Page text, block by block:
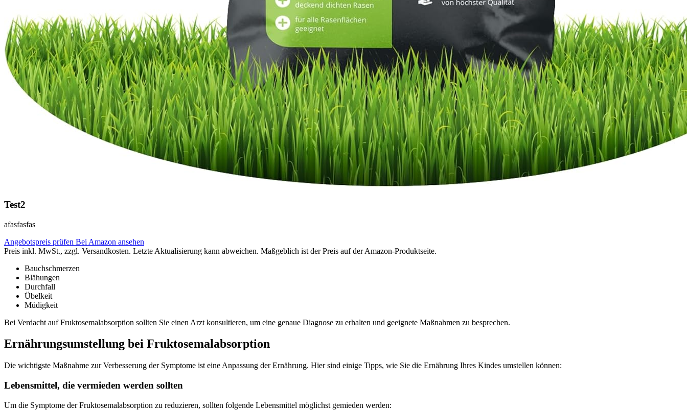
Test2
afasfasfas
Angebotspreis prüfen Bei Amazon ansehen
Preis inkl. MwSt., zzgl. Versandkosten. Letzte Aktualisierung kann abweichen. Maßgeblich ist der Preis auf der Amazon-Produktseite.
Bauchschmerzen
Blähungen
Durchfall
Übelkeit
Müdigkeit
Bei Verdacht auf Fruktosemalabsorption sollten Sie einen Arzt konsultieren, um eine genaue Diagnose zu erhalten und geeignete Maßnahmen zu besprechen.
Ernährungsumstellung bei Fruktosemalabsorption
Die wichtigste Maßnahme zur Verbesserung der Symptome ist eine Anpassung der Ernährung. Hier sind einige Tipps, wie Sie die Ernährung Ihres Kindes umstellen können:
Lebensmittel, die vermieden werden sollten
Um die Symptome der Fruktosemalabsorption zu reduzieren, sollten folgende Lebensmittel möglichst gemieden werden: